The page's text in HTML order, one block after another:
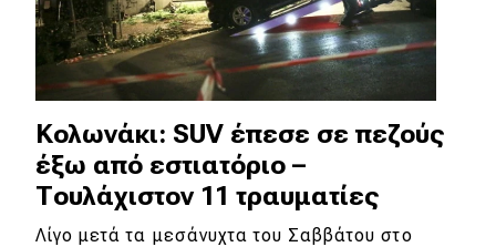
Κολωνάκι: SUV έπεσε σε πεζούς
έξω από εστιατόριο –
Τουλάχιστον 11 τραυματίες
Λίγο μετά τα μεσάνυχτα του Σαββάτου στο